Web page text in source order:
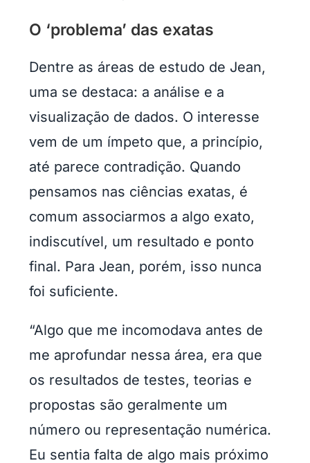
O ‘problema’ das exatas
Dentre as áreas de estudo de Jean,
uma se destaca: a análise e a
visualização de dados. O interesse
vem de um ímpeto que, a princípio,
até parece contradição. Quando
pensamos nas ciências exatas, é
comum associarmos a algo exato,
indiscutível, um resultado e ponto
final. Para Jean, porém, isso nunca
foi suficiente.
“Algo que me incomodava antes de
me aprofundar nessa área, era que
os resultados de testes, teorias e
propostas são geralmente um
número ou representação numérica.
Eu sentia falta de algo mais próximo